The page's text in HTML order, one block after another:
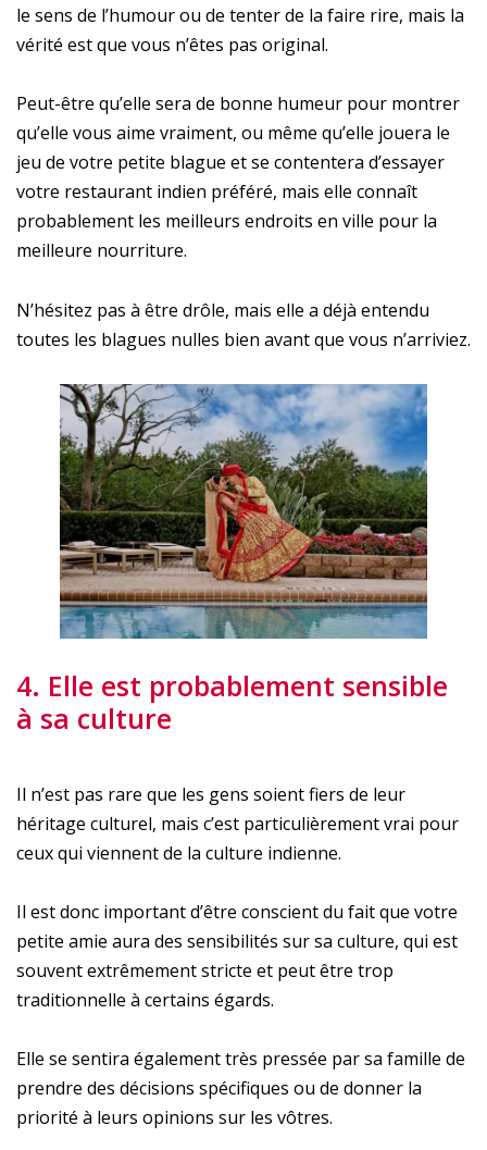
le sens de l’humour ou de tenter de la faire rire, mais la
vérité est que vous n’êtes pas original.
Peut-être qu’elle sera de bonne humeur pour montrer
qu’elle vous aime vraiment, ou même qu’elle jouera le
jeu de votre petite blague et se contentera d’essayer
votre restaurant indien préféré, mais elle connaît
probablement les meilleurs endroits en ville pour la
meilleure nourriture.
N’hésitez pas à être drôle, mais elle a déjà entendu
toutes les blagues nulles bien avant que vous n’arriviez.
4. Elle est probablement sensible
à sa culture
Il n’est pas rare que les gens soient fiers de leur
héritage culturel, mais c’est particulièrement vrai pour
ceux qui viennent de la culture indienne.
Il est donc important d’être conscient du fait que votre
petite amie aura des sensibilités sur sa culture, qui est
souvent extrêmement stricte et peut être trop
traditionnelle à certains égards.
Elle se sentira également très pressée par sa famille de
prendre des décisions spécifiques ou de donner la
priorité à leurs opinions sur les vôtres.